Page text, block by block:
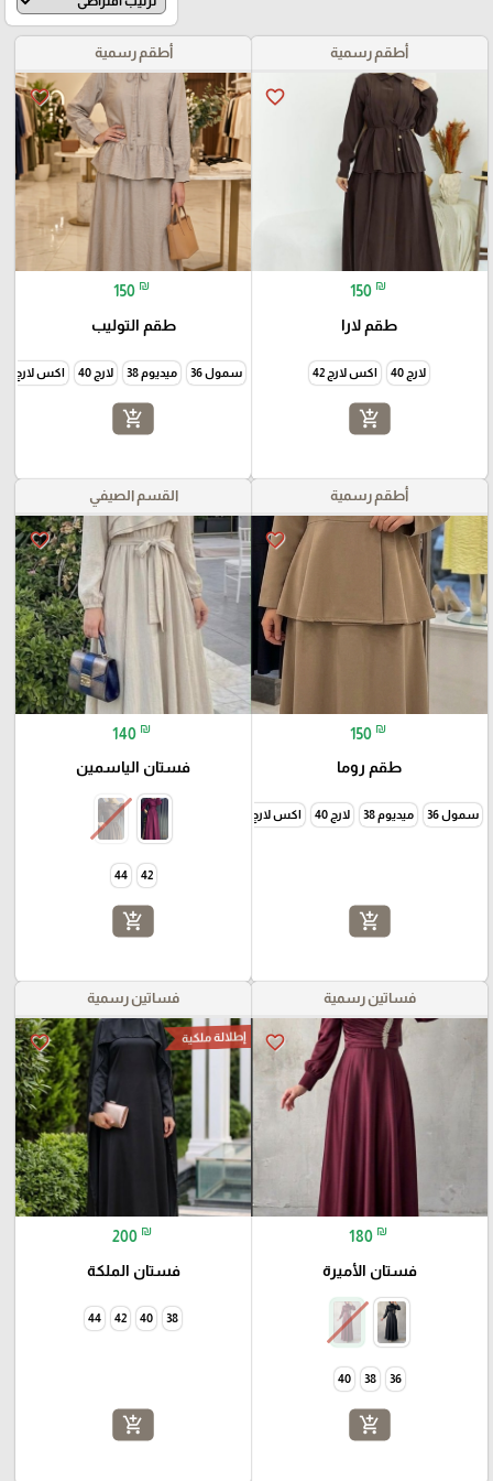
أطقم رسمية
favorite_border
150 ₪
طقم لارا
لارج 40 اكس لارج 42
add_shopping_cart
أطقم رسمية
favorite_border
150 ₪
طقم التوليب
سمول 36 ميديوم 38 لارج 40 اكس لارج 42
add_shopping_cart
أطقم رسمية
favorite_border
150 ₪
طقم روما
سمول 36 ميديوم 38 لارج 40 اكس لارج 42
add_shopping_cart
القسم الصيفي
favorite_border
140 ₪
فستان الياسمين
42
44
add_shopping_cart
فساتين رسمية
favorite_border
180 ₪
فستان الأميرة
36
38
40
add_shopping_cart
فساتين رسمية
favorite_border إطلالة ملكية
200 ₪
فستان الملكة
38
40
42
44
add_shopping_cart